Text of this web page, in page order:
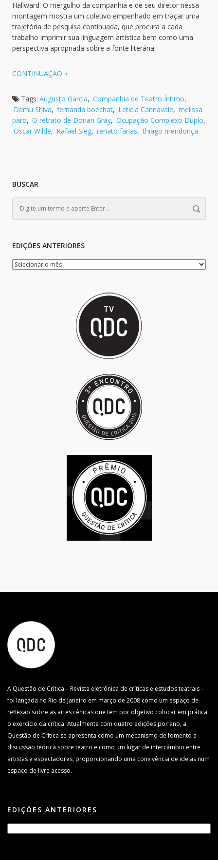
Hallward. O mergulho da companhia e de seu diretor nessa
montagem mostra um coletivo empenhado em traçar uma
trajetória de pesquisa continuada, que procura a cada
trabalho imprimir sua linguagem artística bem como uma
perspectiva apropriada sobre a fonte literária.
CONTINUAÇÃO
Tags: Augusto Garcia, Companhia de Teatro Íntimo,
Damu Shiva, fernanda boechat, Letícia Cannavale, melissa
paro, O retrato de Dorian Gray, Ocupação Complexo Duplo,
Oscar Wilde, Rafael Sieg, renato farias, thiago mendonça
BUSCAR
EDIÇÕES ANTERIORES
A Questão de Crítica – Revista eletrônica de críticas e estudos teatrais –
foi lançada no Rio de Janeiro em março de 2008 como um espaço de
reflexão sobre as artes cênicas que tem por objetivo colocar em prática
o exercício da crítica. Atualmente com quatro edições por ano, a
Questão de Crítica se apresenta como um mecanismo de fomento à
discussão teórica sobre teatro e como um lugar de intercâmbio entre
artistas e espectadores, proporcionando uma convivência de ideias num
espaço de livre acesso.
EDIÇÕES ANTERIORES